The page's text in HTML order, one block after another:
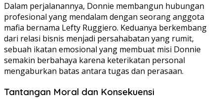
Dalam perjalanannya, Donnie membangun hubungan
profesional yang mendalam dengan seorang anggota
mafia bernama Lefty Ruggiero. Keduanya berkembang
dari relasi bisnis menjadi persahabatan yang rumit,
sebuah ikatan emosional yang membuat misi Donnie
semakin berbahaya karena keterikatan personal
mengaburkan batas antara tugas dan perasaan.
Tantangan Moral dan Konsekuensi